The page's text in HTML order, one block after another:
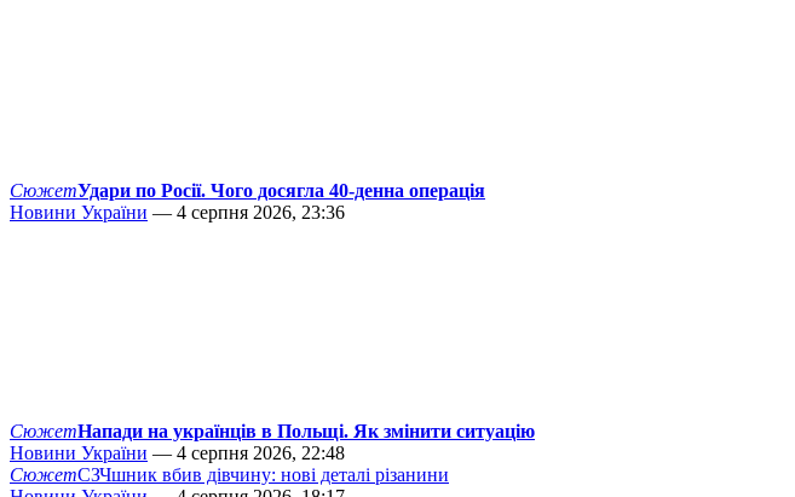
СюжетУдари по Росії. Чого досягла 40-денна операція
Новини України — 4 серпня 2026, 23:36
СюжетНапади на українців в Польщі. Як змінити ситуацію
Новини України — 4 серпня 2026, 22:48
СюжетСЗЧшник вбив дівчину: нові деталі різанини